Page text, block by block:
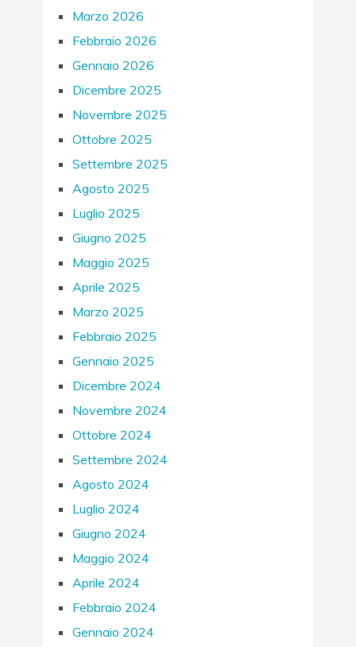
Marzo 2026
Febbraio 2026
Gennaio 2026
Dicembre 2025
Novembre 2025
Ottobre 2025
Settembre 2025
Agosto 2025
Luglio 2025
Giugno 2025
Maggio 2025
Aprile 2025
Marzo 2025
Febbraio 2025
Gennaio 2025
Dicembre 2024
Novembre 2024
Ottobre 2024
Settembre 2024
Agosto 2024
Luglio 2024
Giugno 2024
Maggio 2024
Aprile 2024
Febbraio 2024
Gennaio 2024